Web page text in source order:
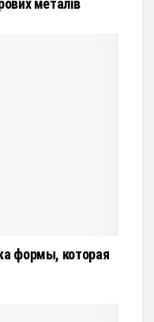
металів
формы, которая